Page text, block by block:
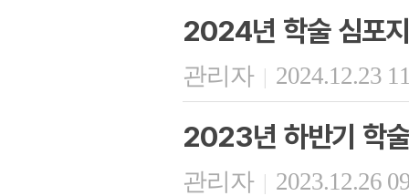
2024년 학술 심포
관리자 | 2024.12.23
2023년 하반기 학
관리자 | 2023.12.26